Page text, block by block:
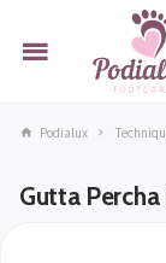
Podialux
Gutta